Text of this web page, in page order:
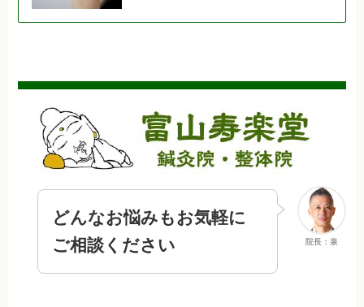
院長：泉
どんなお悩みもお気軽に
ご相談ください